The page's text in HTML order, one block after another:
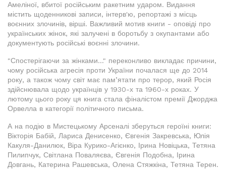
Амеліної, вбитої російським ракетним ударом. Видання
містить щоденникові записи, інтерв'ю, репортажі з місць
воєнних злочинів, вірші. Важливий мотив книги - оповіді про
українських жінок, які залучені в боротьбу з окупантами або
документують російські воєнні злочини.
"Спостерігаючи за жінками..." переконливо викладає причини,
чому російська агресія проти України почалася ще до 2014
року, а також чому світ має пам’ятати про терор, який Росія
здійснювала щодо українців у 1930-х та 1960-х роках. У
лютому цього року ця книга стала фіналістом премії Джорджа
Орвелла в категорії політичного письма.
А на подію в Мистецькому Арсеналі зберуться героїні книги:
Вікторія Бабій, Лариса Денисенко, Євгенія Закревська, Юлія
Какуля-Данилюк, Віра Курико-Агієнко, Ірина Новіцька, Тетяна
Пилипчук, Світлана Поваляєва, Євгенія Подобна, Ірина
Довгань, Катерина Рашевська, Олена Стяжкіна, Тетяна Терен.